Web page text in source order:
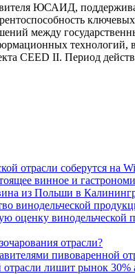
ЮСАИД,
между
CEED II. Период
отрасли соберутся на
винное и
из Польши в
винодельческой
оценку винодельческой
отрасли?
пивоваренной
лишит рынок 30%